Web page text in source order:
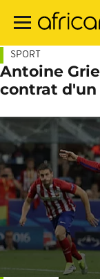
contenu
SPORT
Antoine
contrat